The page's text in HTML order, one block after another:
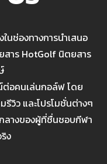
นช่องทางการนำเสนอ
สาร HotGolf นิตยสาร
ต่อคนเล่นกอล์ฟ โดย
วิว และโปรโมชั่นต่างๆ
ลางของผู้ที่ชื่นชอบกีฬา
ง